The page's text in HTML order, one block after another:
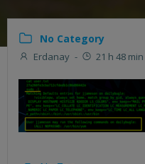
No Category
Erdanay - 21 h 48 min